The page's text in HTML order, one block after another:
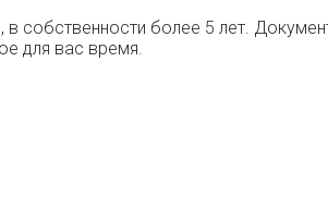
в собственности более 5 лет.
для вас время.